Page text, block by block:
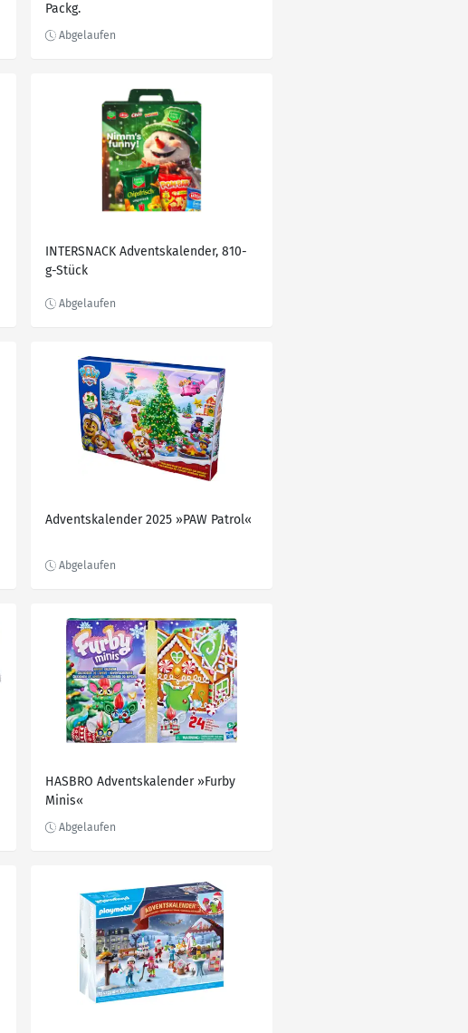
Packg.
INTERSNACK Adventskalender, 810-
g-Stück
Adventskalender 2025 »PAW Patrol«
HASBRO Adventskalender »Furby
Minis«